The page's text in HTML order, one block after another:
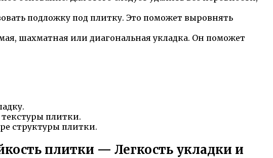
подложку под плитку. Это поможет выровнять
шахматная или диагональная укладка. Он поможет
плитки.
структуры плитки.
плитки — Легкость укладки и